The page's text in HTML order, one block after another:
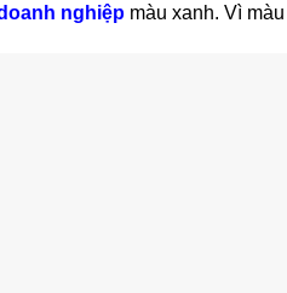
nghiệp màu xanh. Vì